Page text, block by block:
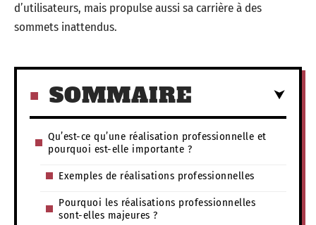
d’utilisateurs, mais propulse aussi sa carrière à des
sommets inattendus.
SOMMAIRE
Qu’est-ce qu’une réalisation professionnelle et
pourquoi est-elle importante ?
Exemples de réalisations professionnelles
Pourquoi les réalisations professionnelles
sont-elles majeures ?